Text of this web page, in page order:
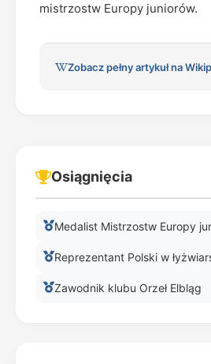
mistrzostw Europy juniorów.
Zobacz pełny artykuł na
Osiągnięcia
Medalist Mistrzostw Europy
Reprezentant Polski w
Zawodnik klubu Orzeł Elbląg